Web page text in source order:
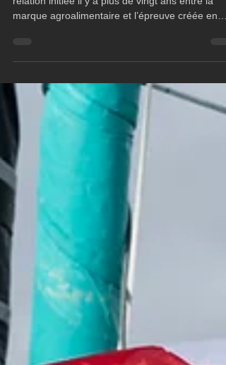
Cette reconduction marque la poursuite d’une
une septième édition consécutive du Vendée
Globe, renforçant une stratégie de sponsoring
fondée sur la durée et la cohérence territoriale.